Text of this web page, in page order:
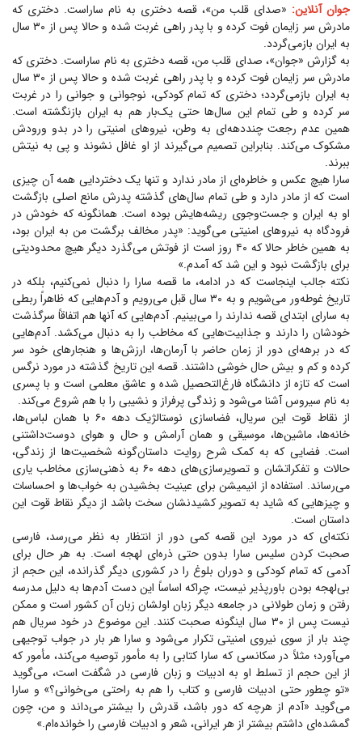
جوان آنلاین: «صدای قلب من»، قصه دختری به نام ساراست. دختری که
مادرش سر زایمان فوت کرده و با پدر راهی غربت شده و حالا پس از ۳۰ سال
به ایران بازمی‌گردد.
به گزارش «جوان»، صدای قلب من، قصه دختری به نام ساراست. دختری که
مادرش سر زایمان فوت کرده و با پدر راهی غربت شده و حالا پس از ۳۰ سال
به ایران بازمی‌گردد؛ دختری که تمام کودکی، نوجوانی و جوانی را در غربت
سر کرده و طی تمام این سال‌ها حتی یک‌بار هم به ایران بازنگشته است.
همین عدم رجعت چنددهه‌ای به وطن، نیرو‌های امنیتی را در بدو ورودش
مشکوک می‌کند. بنابراین تصمیم می‌گیرند از او غافل نشوند و پی به نیتش
ببرند.
سارا هیچ عکس و خاطره‌ای از مادر ندارد و تنها یک دختردایی همه آن چیزی
است که از مادر دارد و طی تمام سال‌های گذشته پدرش مانع اصلی بازگشت
او به ایران و جست‌وجوی ریشه‌هایش بوده است. همانگونه که خودش در
فرودگاه به نیرو‌های امنیتی می‌گوید: «پدر مخالف برگشت من به ایران بود،
به همین خاطر حالا که ۴۰ روز است از فوتش می‌گذرد دیگر هیچ محدودیتی
برای بازگشت نبود و این شد که آمدم.»
نکته جالب اینجاست که در ادامه، ما قصه سارا را دنبال نمی‌کنیم، بلکه در
تاریخ غوطه‌ور می‌شویم و به ۳۰ سال قبل می‌رویم و آدم‌هایی که ظاهراً ربطی
به سارای ابتدای قصه ندارند را می‌بینیم. آدم‌هایی که آنها هم اتفاقاً سرگذشت
خودشان را دارند و جذابیت‌هایی که مخاطب را به دنبال می‌کشد. آدم‌هایی
که در برهه‌ای دور از زمان حاضر با آرمان‌ها، ارزش‌ها و هنجار‌های خود سر
کرده و کم و بیش حال خوشی داشتند. قصه این تاریخ گذشته در مورد نرگس
است که تازه از دانشگاه فارغ‌التحصیل شده و عاشق معلمی است و با پسری
به نام سیروس آشنا می‌شود و زندگی پرفراز و نشیبی را با هم شروع می‌کند.
از نقاط قوت این سریال، فضاسازی نوستالژیک دهه ۶۰ با همان لباس‌ها،
خانه‌ها، ماشین‌ها، موسیقی و همان آرامش و حال و هوای دوست‌داشتنی
است. فضایی که به کمک شرح روایت داستان‌گونه شخصیت‌ها از زندگی،
حالات و تفکراتشان و تصویرسازی‌های دهه ۶۰ به ذهنی‌سازی مخاطب یاری
می‌رساند. استفاده از انیمیشن برای عینیت بخشیدن به خواب‌ها و احساسات
و چیز‌هایی که شاید به تصویر کشیدنشان سخت باشد از دیگر نقاط قوت این
داستان است.
نکته‌ای که در مورد این قصه کمی دور از انتظار به نظر می‌رسد، فارسی
صحبت کردن سلیس سارا بدون حتی ذره‌ای لهجه است. به هر حال برای
آدمی که تمام کودکی و دوران بلوغ را در کشوری دیگر گذرانده، این حجم از
بی‌لهجه بودن باورپذیر نیست، چراکه اساساً این دست آدم‌ها به دلیل مدرسه
رفتن و زمان طولانی در جامعه دیگر زبان اولشان زبان آن کشور است و ممکن
نیست پس از ۳۰ سال اینگونه صحبت کنند. این موضوع در خود سریال هم
چند بار از سوی نیروی امنیتی تکرار می‌شود و سارا هر بار در جواب توجیهی
می‌آورد؛ مثلاً در سکانسی که سارا کتابی را به مأمور توصیه می‌کند، مأمور که
از این حجم از تسلط او به ادبیات و زبان فارسی در شگفت است، می‌گوید
«تو چطور حتی ادبیات فارسی و کتاب را هم به راحتی می‌خوانی؟» و سارا
می‌گوید «آدم از هرچه که دور باشد، قدرش را بیشتر می‌داند و من، چون
گمشده‌ای داشتم بیشتر از هر ایرانی، شعر و ادبیات فارسی را خوانده‌ام.»